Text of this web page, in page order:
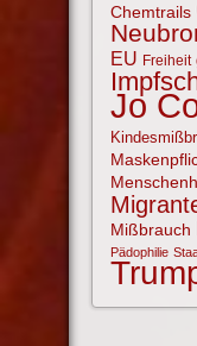
Chemtrails
EU Freiheit
Jo
Mißbrauch
Pädophilie